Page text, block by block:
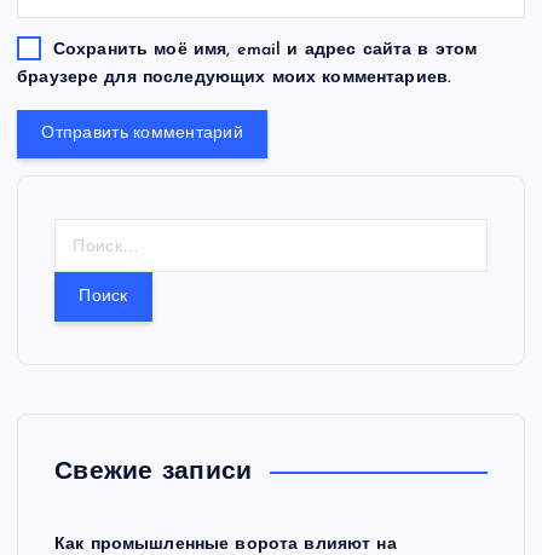
Сохранить моё имя, email и адрес сайта в этом
браузере для последующих моих комментариев.
Свежие записи
Как промышленные ворота влияют на